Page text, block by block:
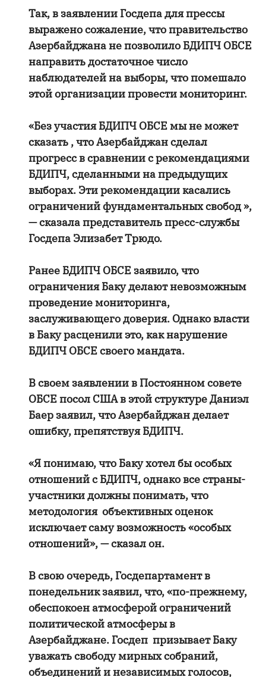
Так, в заявлении Госдепа для прессы
выражено сожаление, что правительство
Азербайджана не позволило БДИПЧ ОБСЕ
направить достаточное число
наблюдателей на выборы, что помешало
этой организации провести мониторинг.
«Без участия БДИПЧ ОБСЕ мы не может
сказать , что Азербайджан сделал
прогресс в сравнении с рекомендациями
БДИПЧ, сделанными на предыдущих
выборах. Эти рекомендации касались
ограничений фундаментальных свобод »,
— сказала представитель пресс-службы
Госдепа Элизабет Трюдо.
Ранее БДИПЧ ОБСЕ заявило, что
ограничения Баку делают невозможным
проведение мониторинга,
заслуживающего доверия. Однако власти
в Баку расценили это, как нарушение
БДИПЧ ОБСЕ своего мандата.
В своем заявлении в Постоянном совете
ОБСЕ посол США в этой структуре Даниэл
Баер заявил, что Азербайджан делает
ошибку, препятствуя БДИПЧ.
«Я понимаю, что Баку хотел бы особых
отношений с БДИПЧ, однако все страны-
участники должны понимать, что
методология объективных оценок
исключает саму возможность «особых
отношений», — сказал он.
В свою очередь, Госдепартамент в
понедельник заявил, что, «по-прежнему,
обеспокоен атмосферой ограничений
политической атмосферы в
Азербайджане. Госдеп призывает Баку
уважать свободу мирных собраний,
объединений и независимых голосов,